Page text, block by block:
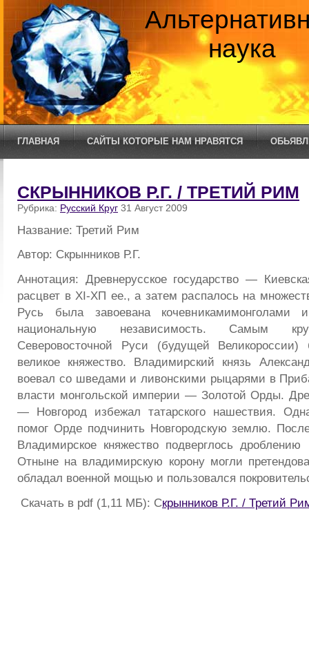
наука
ГЛАВНАЯ САЙТЫ КОТОРЫЕ НАМ НРАВЯТСЯ
СКРЫННИКОВ Р.Г. / ТРЕТИЙ РИМ
Рубрика: Русский Круг 31 Август 2009
Название: Третий Рим
Автор: Скрынников Р.Г.
Аннотация: Древнерусское государство —
расцвет в XI-ХП ее., а затем распалось на
Русь была завоевана кочевникамимонголами
национальную независимость. Самым
Северовосточной Руси (будущей
великое княжество. Владимирский князь
воевал со шведами и ливонскими рыцарями в
власти монгольской империи — Золотой Орды.
— Новгород избежал татарского нашествия.
помог Орде подчинить Новгородскую землю.
Владимирское княжество подверглось
Отныне на владимирскую корону могли
обладал военной мощью и пользовался
Скачать в pdf (1,11 МБ): Скрынников Р.Г. / Третий